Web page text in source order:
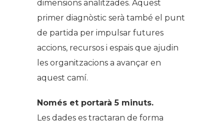
dimensions analitzades. Aquest
primer diagnòstic serà també el punt
de partida per impulsar futures
accions, recursos i espais que ajudin
les organitzacions a avançar en
aquest camí.
Només et portarà 5 minuts.
Les dades es tractaran de forma